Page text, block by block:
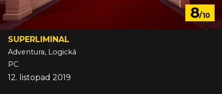
8/10
SUPERLIMINAL
Adventura, Logická
PC
12. listopad 2019